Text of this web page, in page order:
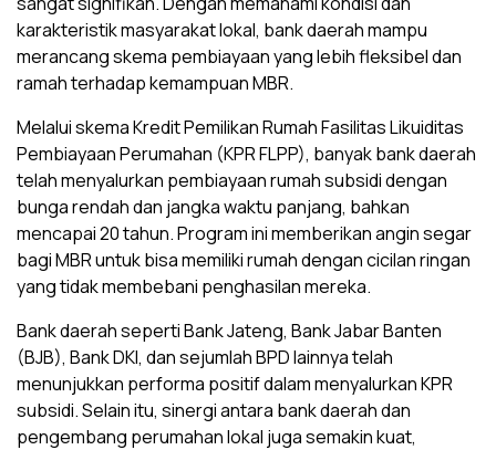
karakteristik masyarakat lokal, bank daerah mampu
merancang skema pembiayaan yang lebih fleksibel dan
ramah terhadap kemampuan MBR.
Melalui skema Kredit Pemilikan Rumah Fasilitas Likuiditas
Pembiayaan Perumahan (KPR FLPP), banyak bank daerah
telah menyalurkan pembiayaan rumah subsidi dengan
bunga rendah dan jangka waktu panjang, bahkan
mencapai 20 tahun. Program ini memberikan angin segar
bagi MBR untuk bisa memiliki rumah dengan cicilan ringan
yang tidak membebani penghasilan mereka.
Bank daerah seperti Bank Jateng, Bank Jabar Banten
(BJB), Bank DKI, dan sejumlah BPD lainnya telah
menunjukkan performa positif dalam menyalurkan KPR
subsidi. Selain itu, sinergi antara bank daerah dan
pengembang perumahan lokal juga semakin kuat,